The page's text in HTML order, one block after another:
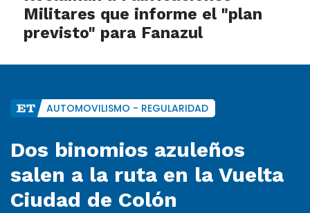
Militares que informe el "plan
previsto" para Fanazul
AUTOMOVILISMO - REGULARIDAD
Dos binomios azuleños
salen a la ruta en la Vuelta
Ciudad de Colón